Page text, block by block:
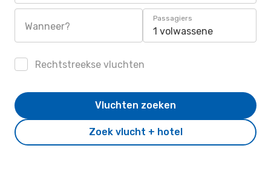
Wanneer?
Passagiers
1 volwassene
Rechtstreekse vluchten
Zoek vlucht + hotel
Vluchten zoeken